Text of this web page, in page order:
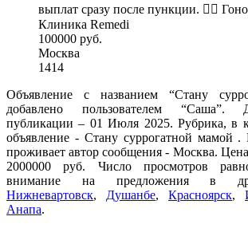
выплат сразу после пункции. 🧚‍♀
Клиника Remedi
100000 руб.
Москва
1414
Объявление с названием “Стану
добавлено пользователем “Саша”.
публикации – 01 Июля 2025. Рубрика, в
объявление - Cтану суррогатной мамой .
проживает автор сообщения - Москва. Цена
2000000 руб. Число просмотров
внимание на предложения в
Нижневартовск, Душанбе, Красноярск,
Анапа.